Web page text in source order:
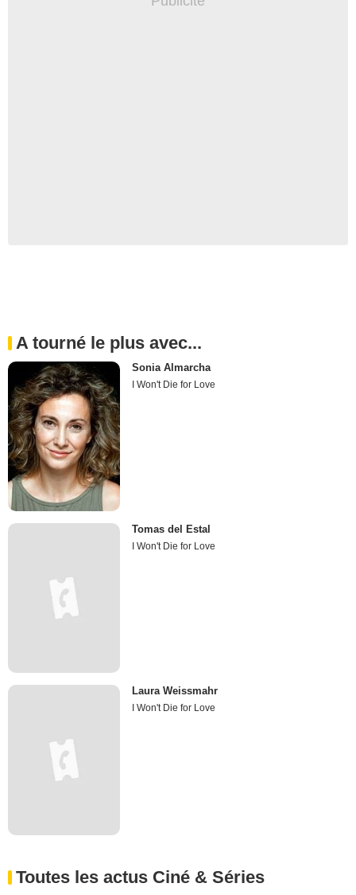
A tourné le plus avec...
Sonia Almarcha
I Won't Die for Love
Tomas del Estal
I Won't Die for Love
Laura Weissmahr
I Won't Die for Love
Toutes les actus Ciné & Séries